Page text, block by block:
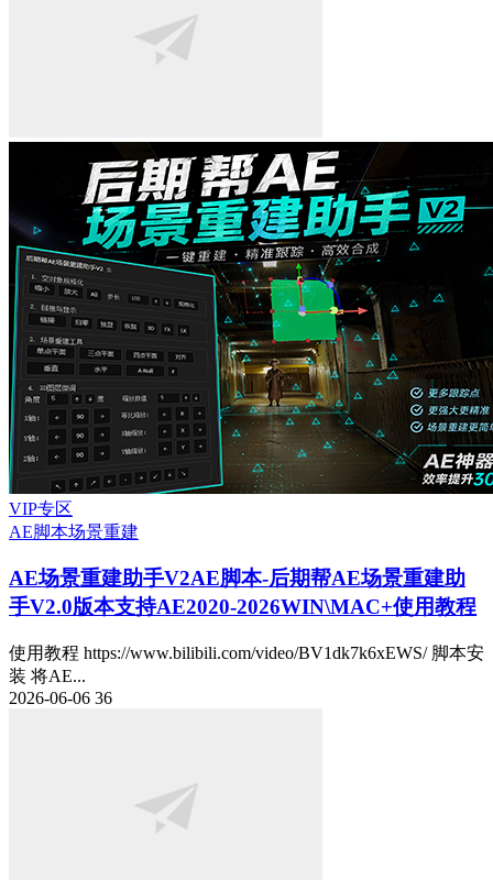
VIP专区
AE脚本场景重建
AE场景重建助手V2AE脚本-后期帮AE场景重建助
手V2.0版本支持AE2020-2026WIN\MAC+使用教程
使用教程 https://www.bilibili.com/video/BV1dk7k6xEWS/ 脚本安
装 将AE...
2026-06-06 36